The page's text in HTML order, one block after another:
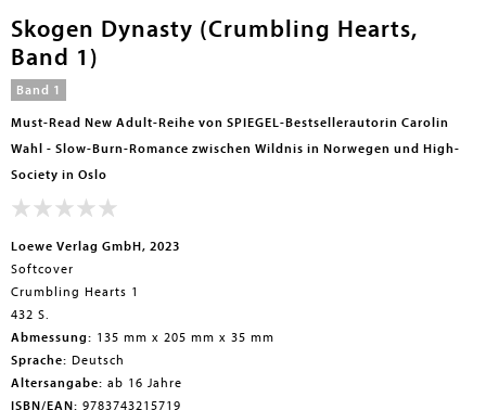
Skogen Dynasty (Crumbling Hearts,
Band 1)
Band 1
Must-Read New Adult-Reihe von SPIEGEL-Bestsellerautorin Carolin
Wahl - Slow-Burn-Romance zwischen Wildnis in Norwegen und High-
Society in Oslo
Loewe Verlag GmbH, 2023
Softcover
Crumbling Hearts 1
432 S.
Abmessung: 135 mm x 205 mm x 35 mm
Sprache: Deutsch
Altersangabe: ab 16 Jahre
ISBN/EAN: 9783743215719